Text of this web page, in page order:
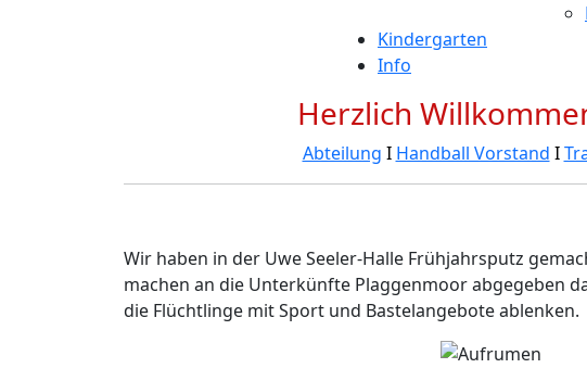
Kindergarten
Info
Herzlich
Abteilung Ι Handball Vorstand Ι
Wir haben in der Uwe Seeler-Halle Frühjahrsputz
machen an die Unterkünfte Plaggenmoor abgegeben
die Flüchtlinge mit Sport und Bastelangebote ablenken.